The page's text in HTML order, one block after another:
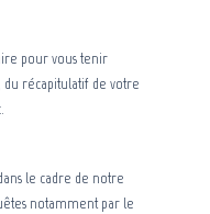
pour vous tenir
récapitulatif de votre
le cadre de notre
notamment par le